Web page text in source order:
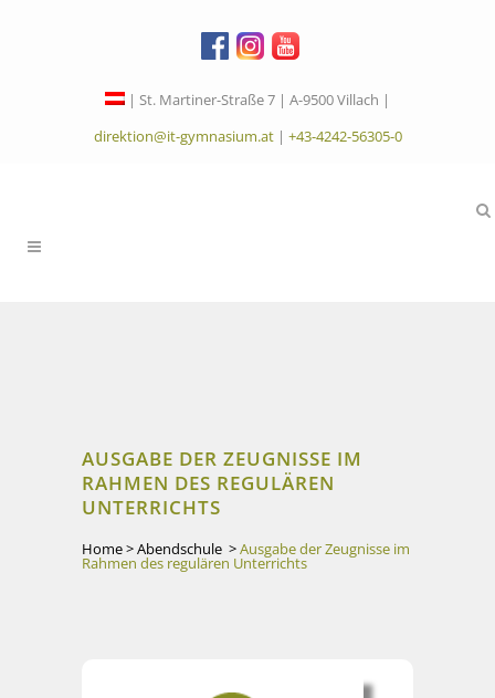
| St. Martiner-Straße 7 | A-9500 Villach |
direktion@it-gymnasium.at| +43-4242-56305-0
AUSGABE DER ZEUGNISSE IM
RAHMEN DES REGULÄREN
UNTERRICHTS
Home>Abendschule >Ausgabe der Zeugnisse im
Rahmen des regulären Unterrichts